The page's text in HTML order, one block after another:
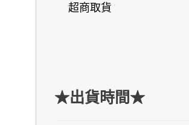
超商取貨
★出貨時間★